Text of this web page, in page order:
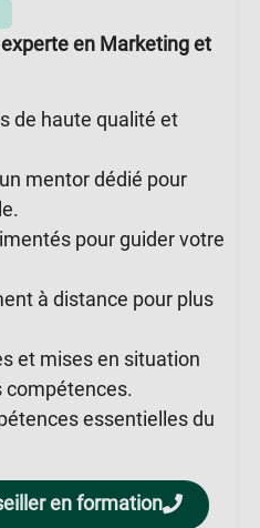
en Marketing et
de haute qualité et
mentor dédié pour
pour guider votre
à distance pour plus
et mises en situation
compétences.
essentielles du
en formation